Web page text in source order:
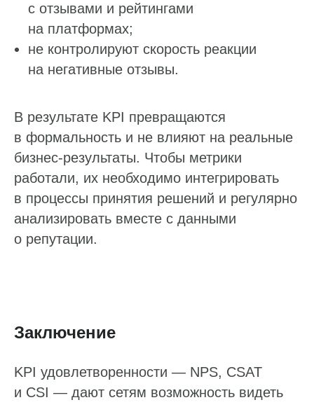
с отзывами и рейтингами
на платформах;
не контролируют скорость реакции
на негативные отзывы.
В результате KPI превращаются
в формальность и не влияют на реальные
бизнес-результаты. Чтобы метрики
работали, их необходимо интегрировать
в процессы принятия решений и регулярно
анализировать вместе с данными
о репутации.
Заключение
KPI удовлетворенности — NPS, CSAT
и CSI — дают сетям возможность видеть
Работа с данными
Актуальность данных
Контроль изменения данных